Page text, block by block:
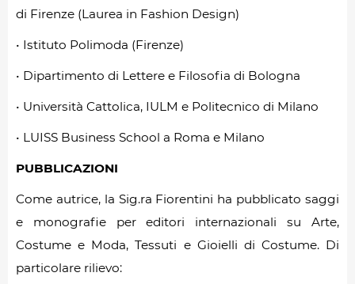
di Firenze (Laurea in Fashion Design)
• Istituto Polimoda (Firenze)
• Dipartimento di Lettere e Filosofia di Bologna
• Università Cattolica, IULM e Politecnico di Milano
• LUISS Business School a Roma e Milano
PUBBLICAZIONI
Come autrice, la Sig.ra Fiorentini ha pubblicato saggi
e monografie per editori internazionali su Arte,
Costume e Moda, Tessuti e Gioielli di Costume. Di
particolare rilievo: